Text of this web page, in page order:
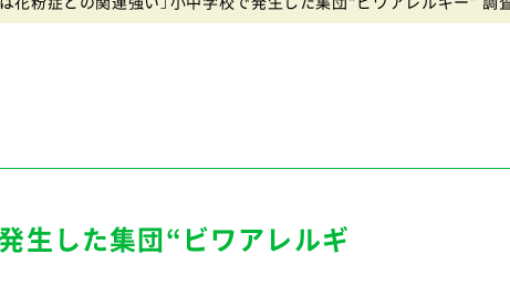
発生した集団“ビワアレルギ